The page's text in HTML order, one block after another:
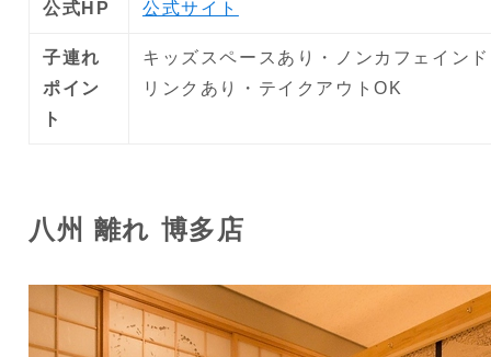
公式HP 公式サイト
子連れ
ポイン
ト
キッズスペースあり・ノンカフェインド
リンクあり・テイクアウトOK
八州 離れ 博多店